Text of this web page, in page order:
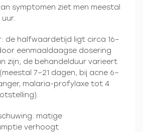
symptomen ziet men meestal
de halfwaardetijd ligt circa 16–
eenmaaldaagse dosering
zijn; de behandelduur varieert
7–21 dagen, bij acne 6–
malaria-profylaxe tot 4
matige
verhoogt